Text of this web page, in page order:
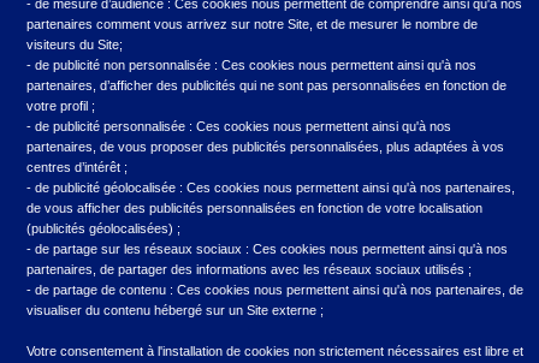
Ressources
Qui sommes-nous
Démarches en ligne
Actualités
Assurance emprunteur
Alerte éthique
- de mesure d’audience : Ces cookies nous permettent de comprendre ainsi qu'à nos
partenaires comment vous arrivez sur notre Site, et de mesurer le nombre de
visiteurs du Site;
- de publicité non personnalisée : Ces cookies nous permettent ainsi qu'à nos
partenaires, d’afficher des publicités qui ne sont pas personnalisées en fonction de
votre profil ;
- de publicité personnalisée : Ces cookies nous permettent ainsi qu'à nos
partenaires, de vous proposer des publicités personnalisées, plus adaptées à vos
centres d’intérêt ;
- de publicité géolocalisée : Ces cookies nous permettent ainsi qu'à nos partenaires,
de vous afficher des publicités personnalisées en fonction de votre localisation
(publicités géolocalisées) ;
- de partage sur les réseaux sociaux : Ces cookies nous permettent ainsi qu'à nos
partenaires, de partager des informations avec les réseaux sociaux utilisés ;
- de partage de contenu : Ces cookies nous permettent ainsi qu'à nos partenaires, de
visualiser du contenu hébergé sur un Site externe ;
Votre consentement à l'installation de cookies non strictement nécessaires est libre et